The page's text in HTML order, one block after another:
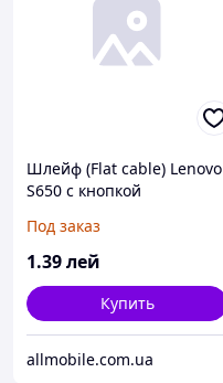
Шлейф (Flat cable) Lenovo
S650 с кнопкой
приближения
Под заказ
1.39лей
Купить
allmobile.com.ua